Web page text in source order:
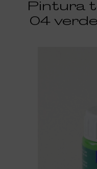
Pintura
04